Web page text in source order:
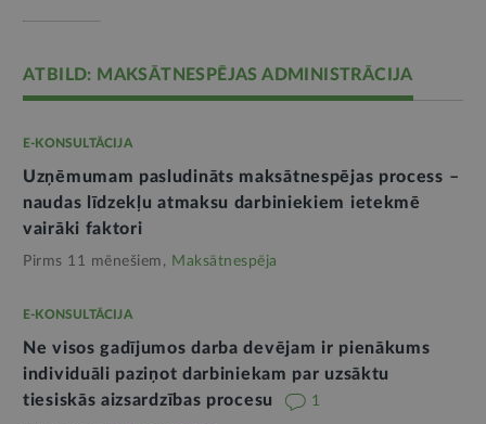
ATBILD: MAKSĀTNESPĒJAS ADMINISTRĀCIJA
E-KONSULTĀCIJA
Uzņēmumam pasludināts maksātnespējas process –
naudas līdzekļu atmaksu darbiniekiem ietekmē
vairāki faktori
Pirms 11 mēnešiem, Maksātnespēja
E-KONSULTĀCIJA
Ne visos gadījumos darba devējam ir pienākums
individuāli paziņot darbiniekam par uzsāktu
tiesiskās aizsardzības procesu
1